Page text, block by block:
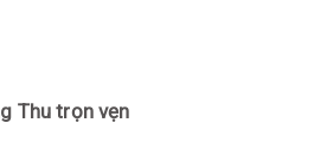
Thu trọn vẹn